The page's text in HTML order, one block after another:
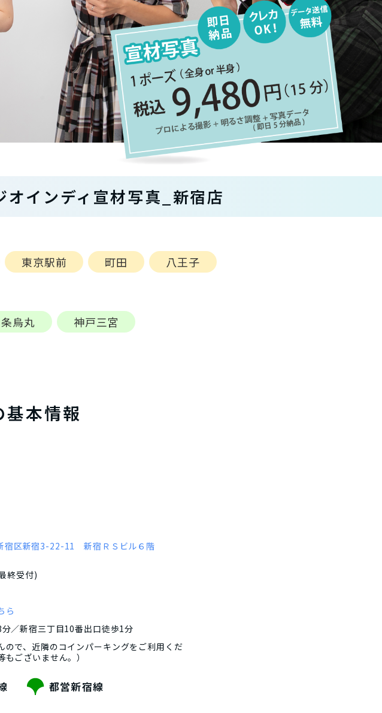
インディ宣材写真_新宿店
東京駅前 町田
八王子
烏丸 神戸三宮
基本情報
宿区新宿3-22-11 新宿ＲＳビル６階
終受付)
ら
／新宿三丁目10番出口徒歩1分
ので、近隣のコインパーキングをご利用くだ
ございません。）
都営新宿線